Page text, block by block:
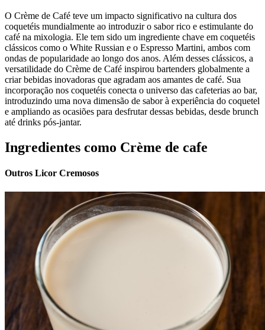
O Crème de Café teve um impacto significativo na cultura dos
coquetéis mundialmente ao introduzir o sabor rico e estimulante do
café na mixologia. Ele tem sido um ingrediente chave em coquetéis
clássicos como o White Russian e o Espresso Martini, ambos com
ondas de popularidade ao longo dos anos. Além desses clássicos, a
versatilidade do Crème de Café inspirou bartenders globalmente a
criar bebidas inovadoras que agradam aos amantes de café. Sua
incorporação nos coquetéis conecta o universo das cafeterias ao bar,
introduzindo uma nova dimensão de sabor à experiência do coquetel
e ampliando as ocasiões para desfrutar dessas bebidas, desde brunch
até drinks pós-jantar.
Ingredientes como Crème de cafe
Outros Licor Cremosos